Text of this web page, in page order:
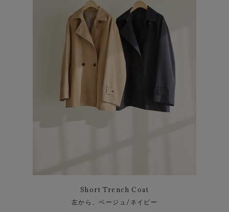
Short Trench Coat
左から、ベージュ/ネイビー